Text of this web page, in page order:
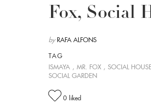
Fox, Social
by RAFA ALFONS
TAG
ISMAYA , MR. FOX , SOCIAL HOUSE
SOCIAL GARDEN
0 liked